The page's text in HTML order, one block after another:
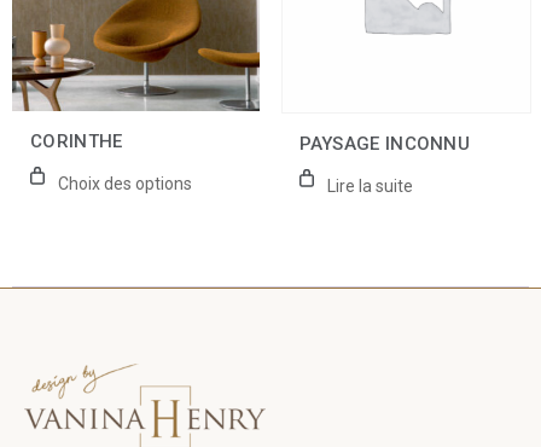
CORINTHE
Choix des options
peuvent
être
choisies
sur
page
du
produit
PAYSAGE INCONNU
Lire la suite